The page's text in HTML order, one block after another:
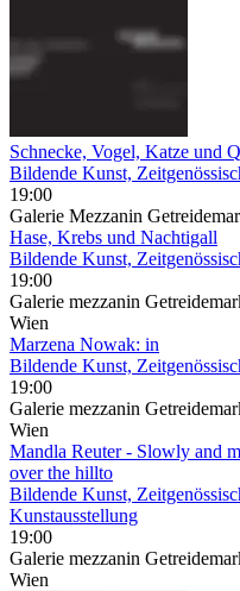
Schnecke, Vogel, Katze und
Bildende Kunst,
19:00
Galerie Mezzanin
Hase, Krebs und Nachtigall
Bildende Kunst,
19:00
Galerie mezzanin
Wien
Marzena Nowak: in
Bildende Kunst,
19:00
Galerie mezzanin
Wien
Mandla Reuter - Slowly and
over the hillto
Bildende Kunst,
Kunstausstellung
19:00
Galerie mezzanin
Wien